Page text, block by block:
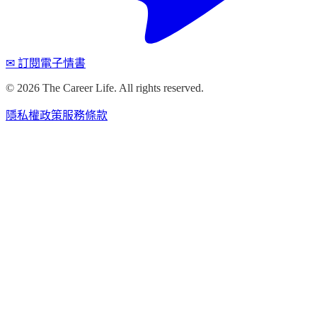
✉ 訂閱電子情書
© 2026 The Career Life. All rights reserved.
隱私權政策服務條款